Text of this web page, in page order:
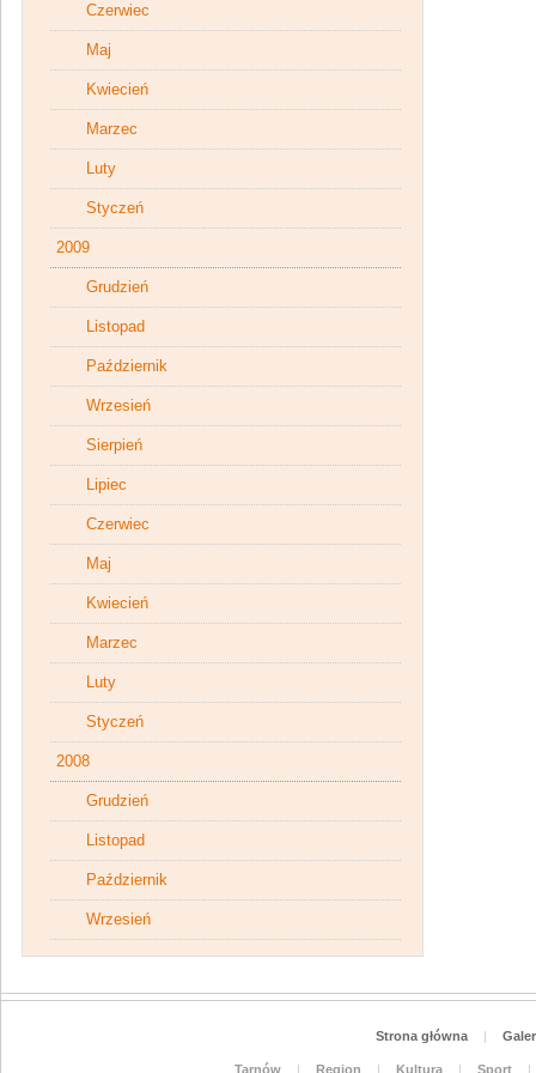
Czerwiec
Maj
Kwiecień
Marzec
Luty
Styczeń
2009
Grudzień
Listopad
Październik
Wrzesień
Sierpień
Lipiec
Czerwiec
Maj
Kwiecień
Marzec
Luty
Styczeń
2008
Grudzień
Listopad
Październik
Wrzesień
Strona główna |
Tarnów | Region | Kultura | Sport
|